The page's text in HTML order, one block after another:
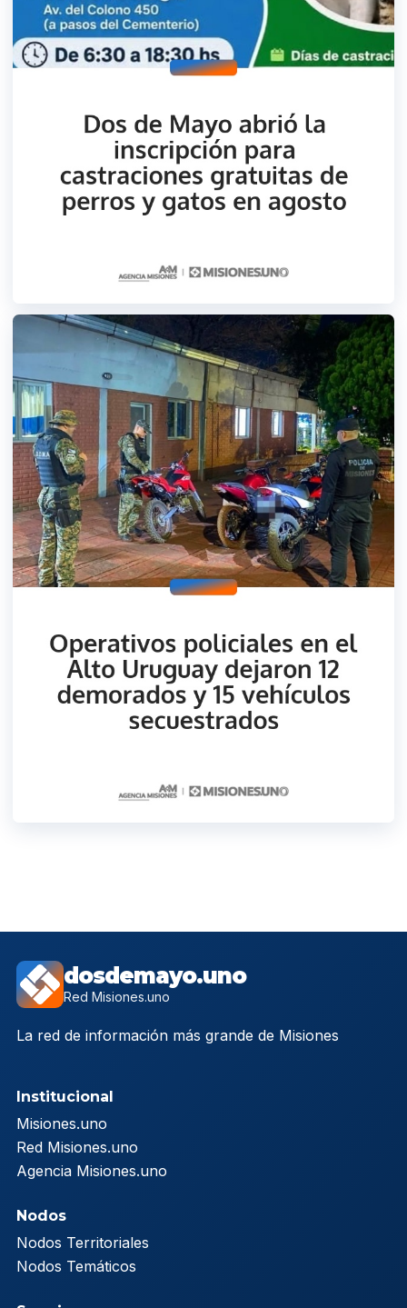
dosdemayo.uno
Red Misiones.uno
La red de información más grande de Misiones
Institucional
Misiones.uno
Red Misiones.uno
Agencia Misiones.uno
Nodos
Nodos Territoriales
Nodos Temáticos